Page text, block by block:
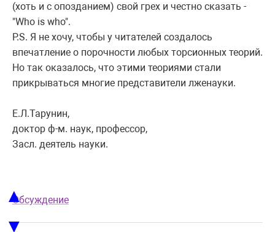
(хоть и с опозданием) свой грех и честно сказать -
"Who is who".
P.S. Я не хочу, чтобы у читателей создалось
впечатление о порочности любых торсионных теорий.
Но так оказалось, что этими теориями стали
прикрываться многие представители лженауки.
Е.Л.Тарунин,
доктор ф-м. наук, профессор,
Засл. деятель науки.
Обсуждение
▲
▼